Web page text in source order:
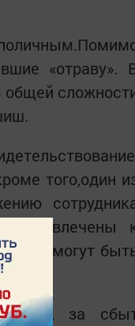
«отраву».
общей
того,один
привлечены
они могут
дело, за